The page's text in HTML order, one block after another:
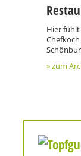
Hier
» zum